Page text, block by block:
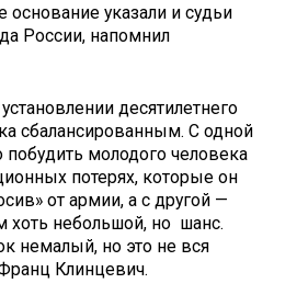
основание указали и судьи
России, напомнил
десятилетнего
сбалансированным. С одной
молодого человека
потерях, которые он
от армии, а с другой —
хоть небольшой, но шанс.
немалый, но это не вся
Клинцевич.